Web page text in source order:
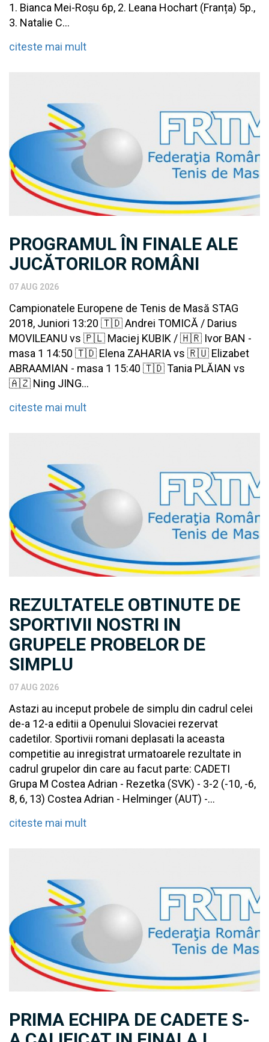
1. Bianca Mei-Roșu 6p, 2. Leana Hochart (Franța) 5p.,
3. Natalie C...
citeste mai mult
PROGRAMUL ÎN FINALE ALE
JUCĂTORILOR ROMÂNI
07 AUG 2026
Campionatele Europene de Tenis de Masă STAG
2018, Juniori 13:20 🇹🇩 Andrei TOMICĂ / Darius
MOVILEANU vs 🇵🇱 Maciej KUBIK / 🇭🇷 Ivor BAN -
masa 1 14:50 🇹🇩 Elena ZAHARIA vs 🇷🇺 Elizabet
ABRAAMIAN - masa 1 15:40 🇹🇩 Tania PLĂIAN vs
🇦🇿 Ning JING...
citeste mai mult
REZULTATELE OBTINUTE DE
SPORTIVII NOSTRI IN
GRUPELE PROBELOR DE
SIMPLU
07 AUG 2026
Astazi au inceput probele de simplu din cadrul celei
de-a 12-a editii a Openului Slovaciei rezervat
cadetilor. Sportivii romani deplasati la aceasta
competitie au inregistrat urmatoarele rezultate in
cadrul grupelor din care au facut parte: CADETI
Grupa M Costea Adrian - Rezetka (SVK) - 3-2 (-10, -6,
8, 6, 13) Costea Adrian - Helminger (AUT) -...
citeste mai mult
PRIMA ECHIPA DE CADETE S-